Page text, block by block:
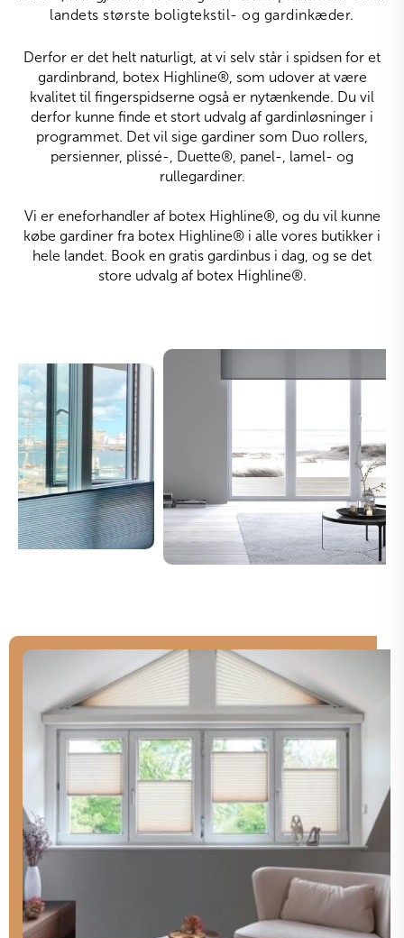
landets største boligtekstil- og gardinkæder.
Derfor er det helt naturligt, at vi selv står i spidsen for et
gardinbrand, botex Highline®, som udover at være
kvalitet til fingerspidserne også er nytænkende. Du vil
derfor kunne finde et stort udvalg af gardinløsninger i
programmet. Det vil sige gardiner som Duo rollers,
persienner, plissé-, Duette® , panel-, lamel- og
rullegardiner.
Vi er eneforhandler af botex Highline®, og du vil kunne
købe gardiner fra botex Highline® i alle vores butikker i
hele landet. Book en gratis gardinbus i dag, og se det
store udvalg af botex Highline®.